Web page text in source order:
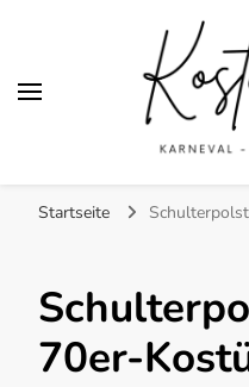
Startseite
70er-